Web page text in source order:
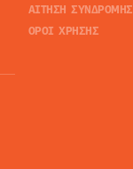
ΑΙΤΗΣΗ ΣΥΝΔΡΟΜΗΣ
ΟΡΟΙ ΧΡΗΣΗΣ